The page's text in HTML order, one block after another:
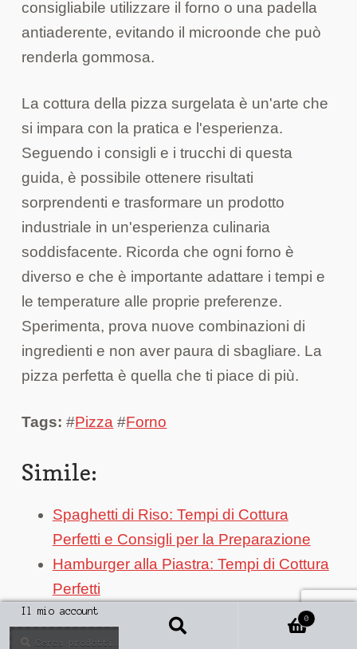
consigliabile utilizzare il forno o una padella
antiaderente, evitando il microonde che può
renderla gommosa.
La cottura della pizza surgelata è un'arte che
si impara con la pratica e l'esperienza.
Seguendo i consigli e i trucchi di questa
guida, è possibile ottenere risultati
sorprendenti e trasformare un prodotto
industriale in un'esperienza culinaria
soddisfacente. Ricorda che ogni forno è
diverso e che è importante adattare i tempi e
le temperature alle proprie preferenze.
Sperimenta, prova nuove combinazioni di
ingredienti e non aver paura di sbagliare. La
pizza perfetta è quella che ti piace di più.
Tags: #Pizza #Forno
Simile:
Spaghetti di Riso: Tempi di Cottura
Perfetti e Consigli per la Preparazione
Hamburger alla Piastra: Tempi di Cottura
Perfetti
Funghi Secchi: Tempi di Cottura e
Consigli per Esaltarne il Sapore
Il mio account
0